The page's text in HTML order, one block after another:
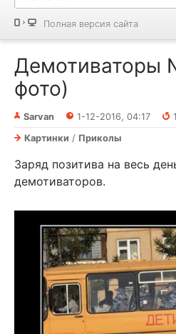
Полная версия сайта
Демотиваторы
фото)
Sarvan 1-12-2016, 04:17
Картинки / Приколы
Заряд позитива на весь
демотиваторов.